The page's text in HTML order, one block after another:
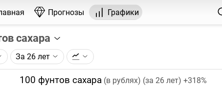
Прогнозы Графики
сахара
на сахар, торгуемого на ICE.
За 26 лет
100 фунтов сахара (в рублях) (за 26 лет) +318%